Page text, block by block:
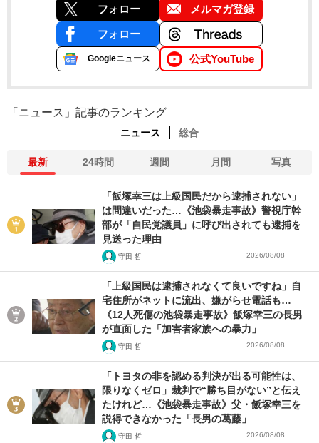
フォロー メルマガ登録
フォロー
Googleニュース 公式YouTube
「ニュース」記事のランキング
ニュース 総合
最新 24時間 週間 月間 写真
「飯塚幸三は上級国民だから逮捕されない」
は間違いだった…《池袋暴走事故》警視庁幹
部が「自民党議員」に呼び出されても逮捕を
見送った理由
守田 哲 2026/08/08
「上級国民は逮捕されなくて良いですね」自
宅住所がネットに流出、嫌がらせ電話も…
《12人死傷の池袋暴走事故》飯塚幸三の長男
が直面した「加害者家族への暴力」
守田 哲 2026/08/08
「トヨタの非を認める判決が出る可能性は、
限りなくゼロ」裁判で“勝ち目がない”と伝え
たけれど…《池袋暴走事故》父・飯塚幸三を
説得できなかった「長男の葛藤」
守田 哲 2026/08/08